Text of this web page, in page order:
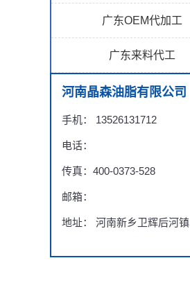
广东OEM代加工
广东来料代工
河南晶森油脂有限公司
手机： 13526131712
电话：
传真：400-0373-528
邮箱：
地址： 河南新乡卫辉后河镇